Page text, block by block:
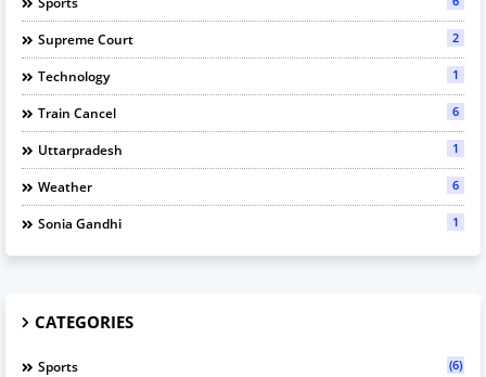
Supreme Court 2
Technology 1
Train Cancel 6
Uttarpradesh 1
Weather 6
Sonia Gandhi 1
CATEGORIES
Sports (6)